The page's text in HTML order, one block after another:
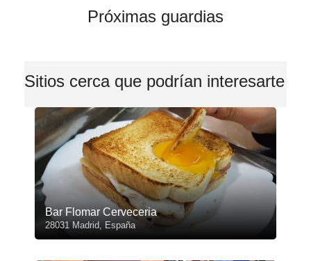
Próximas guardias
Sitios cerca que podrían interesarte
Bar Flomar Cerveceria
28031 Madrid, España